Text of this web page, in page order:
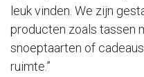
leuk vinden. We zijn
producten zoals tassen
snoeptaarten of
ruimte.”